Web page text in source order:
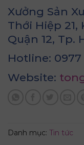
Xưởng Sản
Thới Hiệp 21,
Quận 12, Tp.
Hotline: 0977
Website:
Danh mục: Tin tức